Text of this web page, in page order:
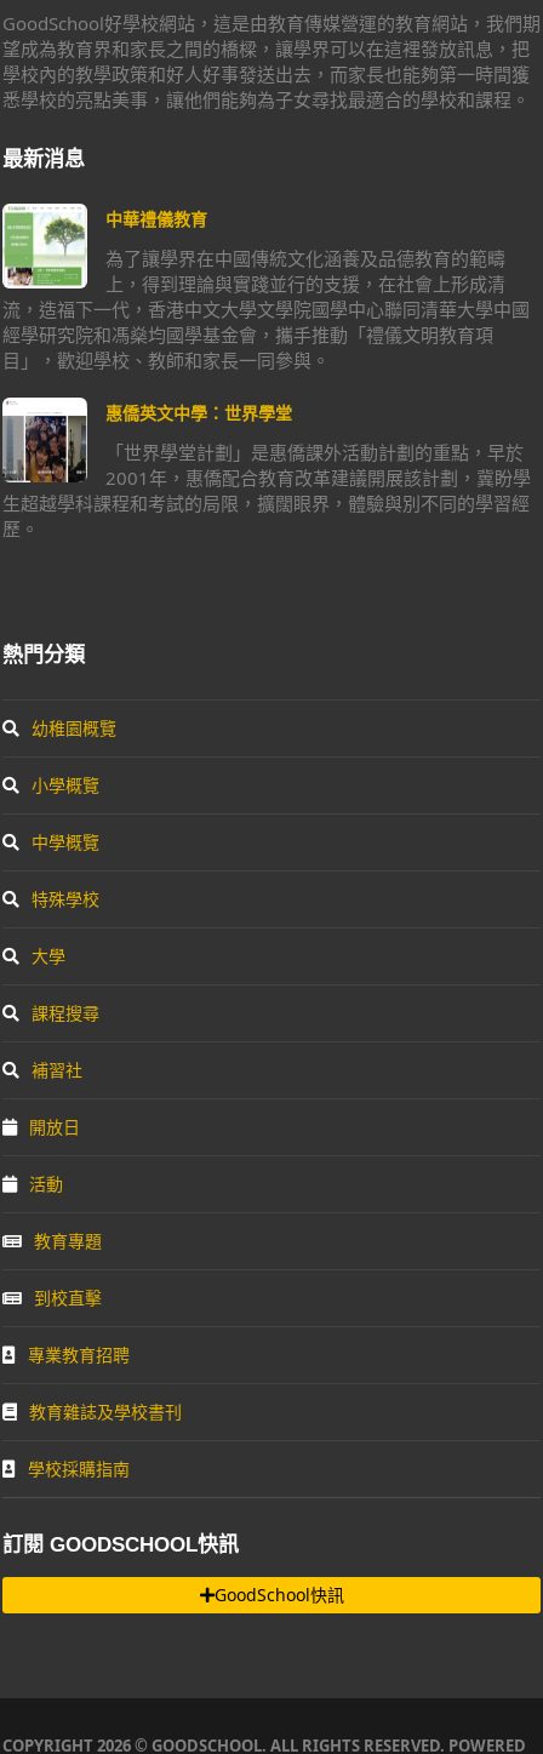
GoodSchool好學校網站，這是由教育傳媒營運的教育網站，我們期
望成為教育界和家長之間的橋樑，讓學界可以在這裡發放訊息，把
學校內的教學政策和好人好事發送出去，而家長也能夠第一時間獲
悉學校的亮點美事，讓他們能夠為子女尋找最適合的學校和課程。
最新消息
中華禮儀教育
為了讓學界在中國傳統文化涵養及品德教育的範疇
上，得到理論與實踐並行的支援，在社會上形成清
流，造福下一代，香港中文大學文學院國學中心聯同清華大學中國
經學研究院和馮燊均國學基金會，攜手推動「禮儀文明教育項
目」，歡迎學校、教師和家長一同參與。
惠僑英文中學：世界學堂
「世界學堂計劃」是惠僑課外活動計劃的重點，早於
2001年，惠僑配合教育改革建議開展該計劃，冀盼學
生超越學科課程和考試的局限，擴闊眼界，體驗與別不同的學習經
歷。
熱門分類
幼稚園概覽
小學概覽
中學概覽
特殊學校
大學
課程搜尋
補習社
開放日
活動
教育專題
到校直擊
專業教育招聘
教育雜誌及學校書刊
學校採購指南
訂閱 GOODSCHOOL快訊
GoodSchool快訊
COPYRIGHT 2026 © GOODSCHOOL. ALL RIGHTS RESERVED. POWERED